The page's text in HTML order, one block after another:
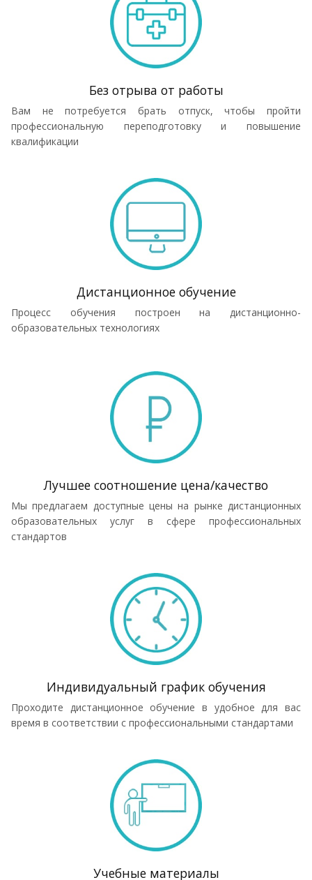
Без отрыва от работы
Вам не потребуется брать отпуск, чтобы пройти
профессиональную переподготовку и повышение
квалификации
Дистанционное обучение
Процесс обучения построен на дистанционно-
образовательных технологиях
Лучшее соотношение цена/качество
Мы предлагаем доступные цены на рынке дистанционных
образовательных услуг в сфере профессиональных
стандартов
Индивидуальный график обучения
Проходите дистанционное обучение в удобное для вас
время в соответствии с профессиональными стандартами
Учебные материалы